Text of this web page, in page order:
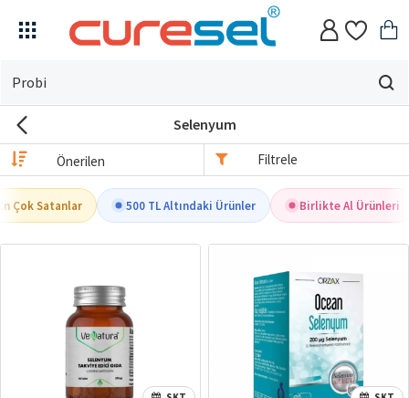
Evin
için
arıyorsun?
Selenyum
Filtrele
Çok Satanlar 500 TL Altındaki Ürünler Birlikte Al Ürünleri